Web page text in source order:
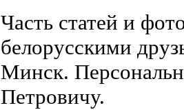
Часть статей и
белорусскими
Минск.
Петровичу.